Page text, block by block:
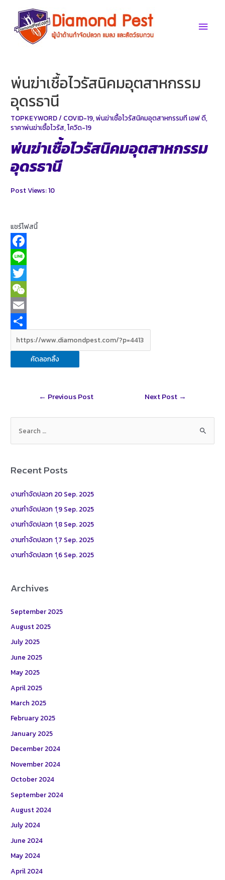
content
Main
พ่นฆ่าเชื้อไวรัสนิคมอุตสาหกรรม
อุดรธานี
TOPKEYWORD/ COVID-19,พ่นฆ่าเชื้อไวรัสนิคมอุตสาหกรรมที เอฟ ดี,
ราคาพ่นฆ่าเชื้อไวรัส,โควิด-19
พ่นฆ่าเชื้อไวรัสนิคมอุตสาหกรรม
อุดรธานี
Post Views:10
แชร์โฟสนี้
F
a
c
e
b
o
k
L
n
e
T
w
t
e
W
e
h
a
E
m
a
i
h
a
คัดลอกลิ้ง
← Previous Post Next Post →
h
:
Recent Posts
งานกำจัดปลวก 20 Sep. 2025
งานกำจัดปลวก 1ุ9 Sep. 2025
งานกำจัดปลวก 1ุ8 Sep. 2025
งานกำจัดปลวก 1ุ7 Sep. 2025
งานกำจัดปลวก 1ุ6 Sep. 2025
Archives
September 2025
August 2025
July 2025
June 2025
May 2025
April 2025
March 2025
February 2025
January 2025
December 2024
November 2024
October 2024
September 2024
August 2024
July 2024
June 2024
May 2024
April 2024